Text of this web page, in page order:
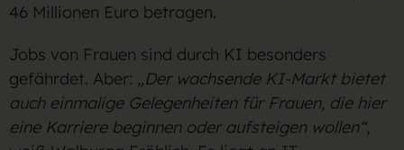
46 Millionen Euro betragen.
Jobs von Frauen sind durch KI besonders
gefährdet. Aber: „Der wachsende KI-Markt bietet
auch einmalige Gelegenheiten für Frauen, die hier
eine Karriere beginnen oder aufsteigen wollen“,